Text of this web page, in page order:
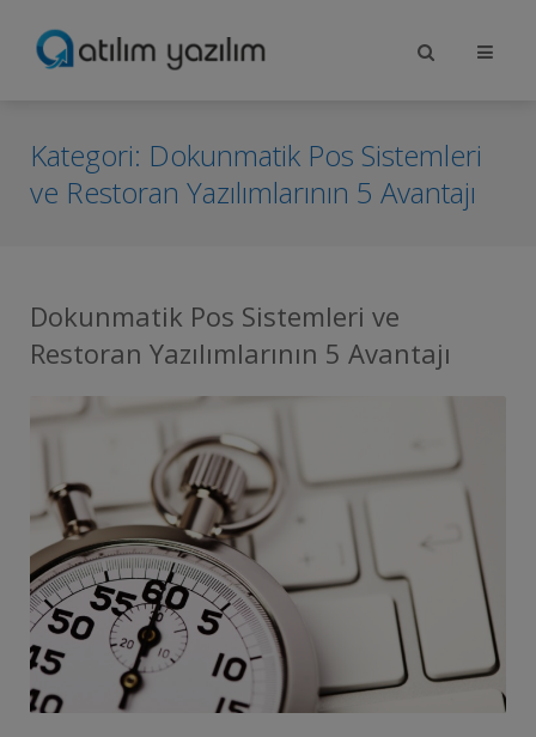
Kategori: Dokunmatik Pos Sistemleri
ve Restoran Yazılımlarının 5 Avantajı
Dokunmatik Pos Sistemleri ve
Restoran Yazılımlarının 5 Avantajı